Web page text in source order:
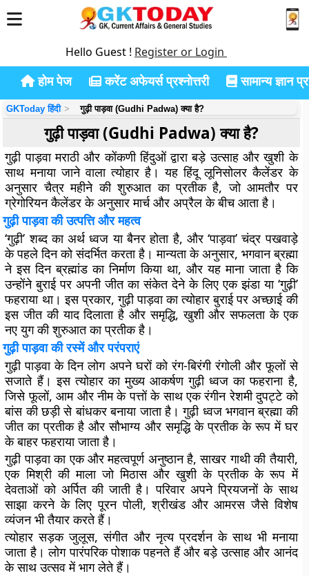
Hello Guest ! Register or Login
होम पेज करेंट अफेयर्स प्रश्नोत्तरी सामान्य ज्ञान
GKToday हिंदी गुढ़ी पाड़वा (Gudhi Padwa) क्या है?
गुढ़ी पाड़वा (Gudhi Padwa) क्या है?
गुढ़ी पाड़वा मराठी और कोंकणी हिंदुओं द्वारा बड़े उत्साह और खुशी के
साथ मनाया जाने वाला त्योहार है। यह हिंदू लूनिसोलर कैलेंडर के
अनुसार चैत्र महीने की शुरुआत का प्रतीक है, जो आमतौर पर
ग्रेगोरियन कैलेंडर के अनुसार मार्च और अप्रैल के बीच आता है।
गुढ़ी पाड़वा की उत्पत्ति और महत्व
‘गुढ़ी’ शब्द का अर्थ ध्वज या बैनर होता है, और ‘पाड़वा’ चंद्र पखवाड़े
के पहले दिन को संदर्भित करता है। मान्यता के अनुसार, भगवान ब्रह्मा
ने इस दिन ब्रह्मांड का निर्माण किया था, और यह माना जाता है कि
उन्होंने बुराई पर अपनी जीत का संकेत देने के लिए एक झंडा या ‘गुढ़ी’
फहराया था। इस प्रकार, गुढ़ी पाड़वा का त्योहार बुराई पर अच्छाई की
इस जीत की याद दिलाता है और समृद्धि, खुशी और सफलता के एक
नए युग की शुरुआत का प्रतीक है।
गुढ़ी पाड़वा की रस्में और परंपराएं
गुढ़ी पाड़वा के दिन लोग अपने घरों को रंग-बिरंगी रंगोली और फूलों से
सजाते हैं। इस त्योहार का मुख्य आकर्षण गुढ़ी ध्वज का फहराना है,
जिसे फूलों, आम और नीम के पत्तों के साथ एक रंगीन रेशमी दुपट्टे को
बांस की छड़ी से बांधकर बनाया जाता है। गुढ़ी ध्वज भगवान ब्रह्मा की
जीत का प्रतीक है और सौभाग्य और समृद्धि के प्रतीक के रूप में घर
के बाहर फहराया जाता है।
गुढ़ी पाड़वा का एक और महत्वपूर्ण अनुष्ठान है, साखर गाथी की तैयारी,
एक मिश्री की माला जो मिठास और खुशी के प्रतीक के रूप में
देवताओं को अर्पित की जाती है। परिवार अपने प्रियजनों के साथ
साझा करने के लिए पूरन पोली, श्रीखंड और आमरस जैसे विशेष
व्यंजन भी तैयार करते हैं।
त्योहार सड़क जुलूस, संगीत और नृत्य प्रदर्शन के साथ भी मनाया
जाता है। लोग पारंपरिक पोशाक पहनते हैं और बड़े उत्साह और आनंद
के साथ उत्सव में भाग लेते हैं।